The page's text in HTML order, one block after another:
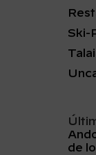
Ski-
de